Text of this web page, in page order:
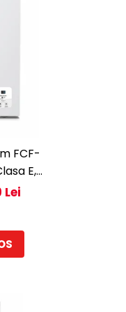
FCF-
E,
Lei